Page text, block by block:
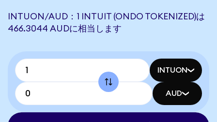
INTUON/AUD：1 INTUIT (ONDO TOKENIZED)は
466.3044 AUDに相当します
INTUON
AUD